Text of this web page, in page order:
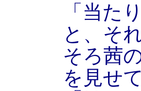
「当た
と、そ
そろ茜
を見せ